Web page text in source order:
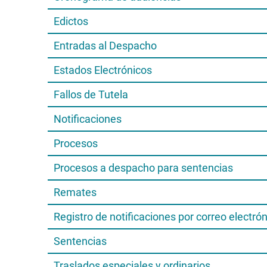
Edictos
Entradas al Despacho
Estados Electrónicos
Fallos de Tutela
Notificaciones
Procesos
Procesos a despacho para sentencias
Remates
Registro de notificaciones por correo
Sentencias